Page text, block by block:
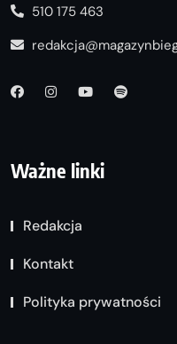
510 175 463
Ważne linki
Redakcja
Kontakt
Polityka prywatności